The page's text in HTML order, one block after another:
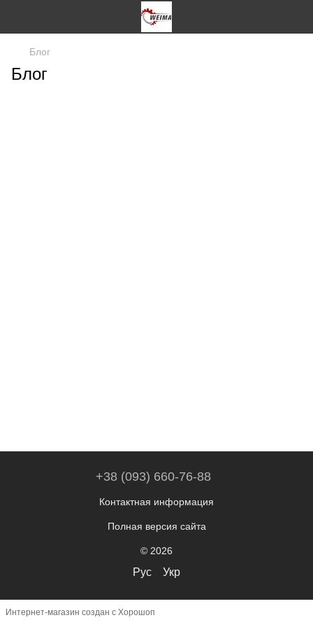
Блог
Блог
+38 (093) 660-76-88
Контактная информация
Полная версия сайта
© 2026
Рус Укр
Интернет-магазин создан с Хорошоп